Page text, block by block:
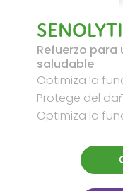
Refuerzo para
saludable
Optimiza la
Protege del
Optimiza la